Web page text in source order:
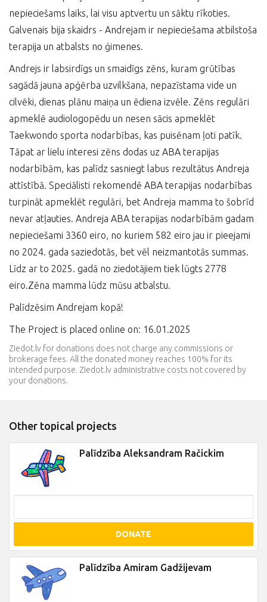
nepieciešams laiks, lai visu aptvertu un sāktu rīkoties.
Galvenais bija skaidrs - Andrejam ir nepieciešama atbilstoša
terapija un atbalsts no ģimenes.
Andrejs ir labsirdīgs un smaidīgs zēns, kuram grūtības
sagādā jauna apģērba uzvilkšana, nepazīstama vide un
cilvēki, dienas plānu maiņa un ēdiena izvēle. Zēns regulāri
apmeklē audiologopēdu un nesen sācis apmeklēt
Taekwondo sporta nodarbības, kas puisēnam ļoti patīk.
Tāpat ar lielu interesi zēns dodas uz ABA terapijas
nodarbībām, kas palīdz sasniegt labus rezultātus Andreja
attīstībā. Speciālisti rekomendē ABA terapijas nodarbības
turpināt apmeklēt regulāri, bet Andreja mamma to šobrīd
nevar atļauties. Andreja ABA terapijas nodarbībām gadam
nepieciešami 3360 eiro, no kuriem 582 eiro jau ir pieejami
no 2024. gada saziedotās, bet vēl neizmantotās summas.
Līdz ar to 2025. gadā no ziedotājiem tiek lūgts 2778
eiro.Zēna mamma lūdz mūsu atbalstu.
Palīdzēsim Andrejam kopā!
The Project is placed online on: 16.01.2025
Ziedot.lv for donations does not charge any commissions or
brokerage fees. All the donated money reaches 100% for its
intended purpose. Ziedot.lv administrative costs not covered by
your donations.
Other topical projects
Palīdzība Aleksandram Račickim
DONATE
Palīdzība Amiram Gadžijevam